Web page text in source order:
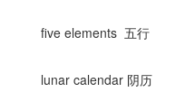
five elements 五行
lunar calendar 阴历